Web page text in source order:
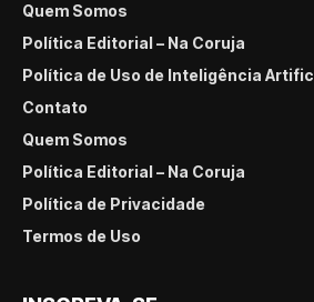
Quem Somos
Política Editorial – Na Coruja
Política de Uso de Inteligência
Contato
Quem Somos
Política Editorial – Na Coruja
Política de Privacidade
Termos de Uso